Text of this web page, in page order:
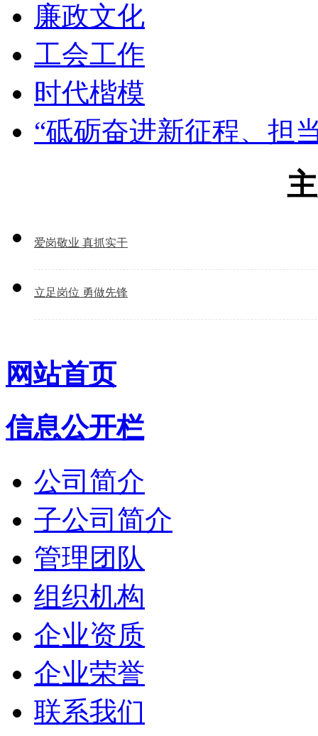
廉政文化
工会工作
时代楷模
“砥砺奋进新征程、担
爱岗敬业 真抓实干
立足岗位 勇做先锋
网站首页
信息公开栏
公司简介
子公司简介
管理团队
组织机构
企业资质
企业荣誉
联系我们